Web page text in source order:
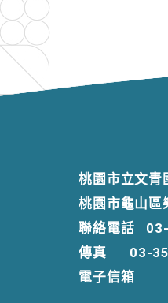
桃園市立文青
桃園市龜山區
聯絡電話
傳真
03-
電子信箱